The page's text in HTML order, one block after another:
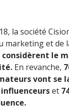
la société
marketing et de
considèrent le
En revanche,
vont se
et